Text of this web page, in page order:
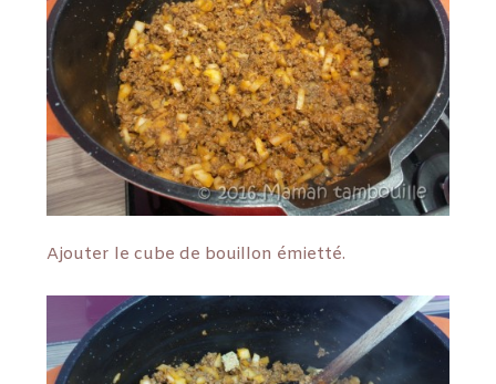
Ajouter le cube de bouillon émietté.